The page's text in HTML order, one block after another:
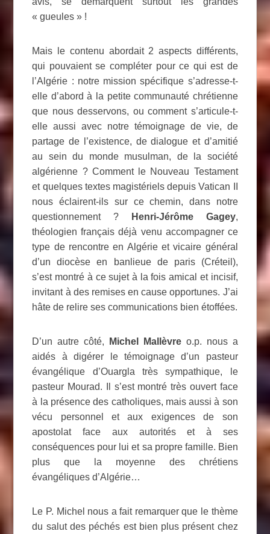
« gueules » !
Mais le contenu abordait 2 aspects différents,
qui pouvaient se compléter pour ce qui est de
l’Algérie : notre mission spécifique s’adresse-t-
elle d’abord à la petite communauté chrétienne
que nous desservons, ou comment s’articule-t-
elle aussi avec notre témoignage de vie, de
partage de l’existence, de dialogue et d’amitié
au sein du monde musulman, de la société
algérienne ? Comment le Nouveau Testament
et quelques textes magistériels depuis Vatican II
nous éclairent-ils sur ce chemin, dans notre
questionnement ?
Henri-Jérôme Gagey,
théologien français déjà venu accompagner ce
type de rencontre en Algérie et vicaire général
d’un diocèse en banlieue de paris (Créteil),
s’est montré à ce sujet à la fois amical et incisif,
invitant à des remises en cause opportunes. J’ai
hâte de relire ses communications bien étoffées.
D’un autre côté, Michel Mallèvreo.p. nous a
aidés à digérer le témoignage d’un pasteur
évangélique d’Ouargla très sympathique, le
pasteur Mourad. Il s’est montré très ouvert face
à la présence des catholiques, mais aussi à son
vécu personnel et aux exigences de son
apostolat face aux autorités et à ses
conséquences pour lui et sa propre famille. Bien
plus que la moyenne des chrétiens
évangéliques d’Algérie…
Le P. Michel nous a fait remarquer que le thème
du salut des péchés est bien plus présent chez